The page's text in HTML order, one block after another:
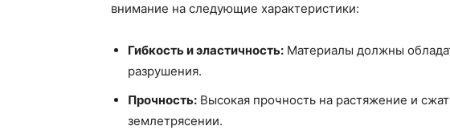
внимание на следующие характеристики:
Гибкость и эластичность: Материалы должны
разрушения.
Прочность: Высокая прочность на растяжение и
землетрясении.